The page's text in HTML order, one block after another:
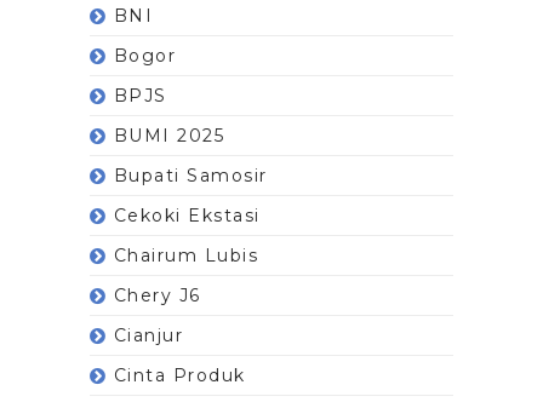
BNI
Bogor
BPJS
BUMI 2025
Bupati Samosir
Cekoki Ekstasi
Chairum Lubis
Chery J6
Cianjur
Cinta Produk